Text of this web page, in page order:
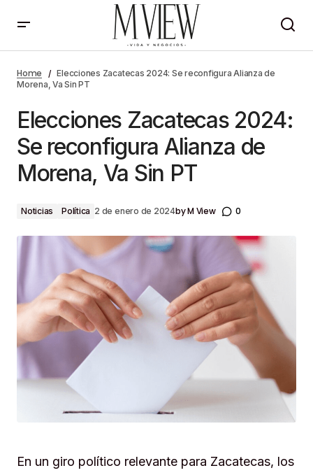
Alianza de Morena, Va Sin PT
Home
Elecciones Zacatecas 2024: Se reconfigura Alianza de
Morena, Va Sin PT
Elecciones Zacatecas 2024:
Se reconfigura Alianza de
Morena, Va Sin PT
Noticias Política 2 de enero de 2024byM View 0
En un giro político relevante para Zacatecas, los